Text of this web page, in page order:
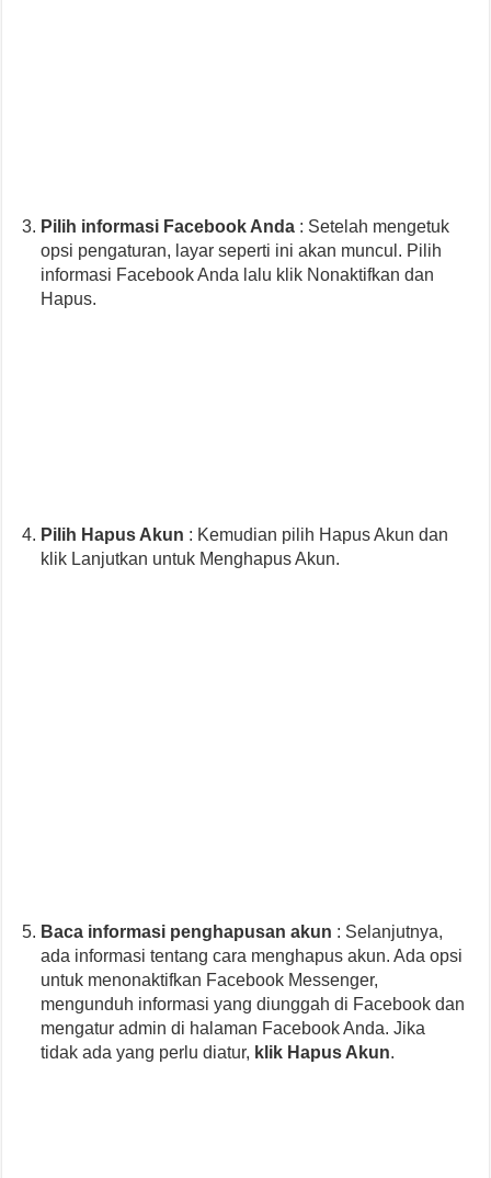
Pilih informasi Facebook Anda : Setelah mengetuk
opsi pengaturan, layar seperti ini akan muncul. Pilih
informasi Facebook Anda lalu klik Nonaktifkan dan
Hapus.
Pilih Hapus Akun : Kemudian pilih Hapus Akun dan
klik Lanjutkan untuk Menghapus Akun.
Baca informasi penghapusan akun : Selanjutnya,
ada informasi tentang cara menghapus akun. Ada opsi
untuk menonaktifkan Facebook Messenger,
mengunduh informasi yang diunggah di Facebook dan
mengatur admin di halaman Facebook Anda. Jika
tidak ada yang perlu diatur, klik Hapus Akun.